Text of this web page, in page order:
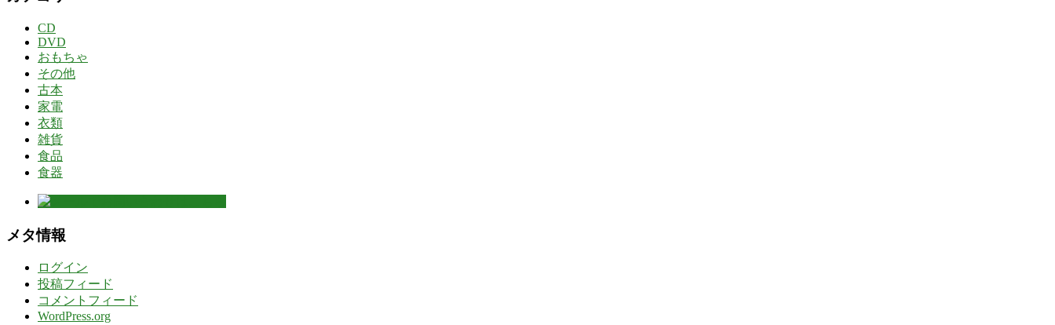
CD
DVD
おもちゃ
その他
古本
家電
衣類
雑貨
食品
食器
メタ情報
ログイン
投稿フィード
コメントフィード
WordPress.org